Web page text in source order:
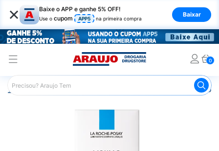
× Baixe o APP e ganhe 5% OFF!
Use o cupom APP5 na primeira compra
Baixar
0
Araujo Dermocosméticos Dermocosméticos para o